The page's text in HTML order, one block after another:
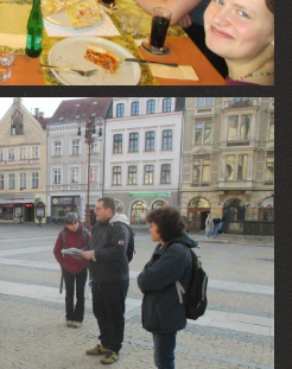
VIEW